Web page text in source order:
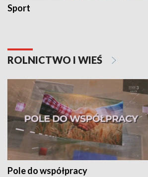
Sport
ROLNICTWO I WIEŚ
Pole do współpracy